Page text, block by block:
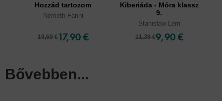
Hozzád tartozom
Németh Fanni
19,69 € 17,90 €
Kiberiáda - Móra klassz
9.
Stanislaw Lem
11,39 €9,90 €
Bővebben...